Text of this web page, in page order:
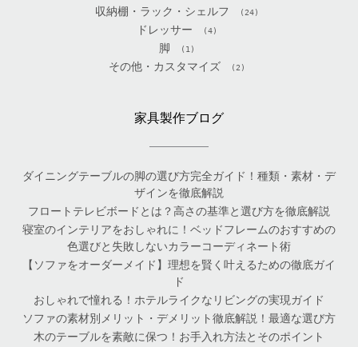
収納棚・ラック・シェルフ (24)
ドレッサー (4)
脚 (1)
その他・カスタマイズ (2)
家具製作ブログ
ダイニングテーブルの脚の選び方完全ガイド！種類・素材・デ
ザインを徹底解説
フロートテレビボードとは？高さの基準と選び方を徹底解説
寝室のインテリアをおしゃれに！ベッドフレームのおすすめの
色選びと失敗しないカラーコーディネート術
【ソファをオーダーメイド】理想を賢く叶えるための徹底ガイ
ド
おしゃれで憧れる！ホテルライクなリビングの実現ガイド
ソファの素材別メリット・デメリット徹底解説！最適な選び方
木のテーブルを素敵に保つ！お手入れ方法とそのポイント